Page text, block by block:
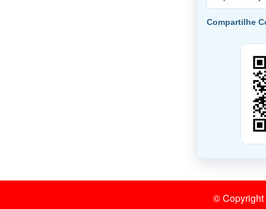
Compartilhe
©